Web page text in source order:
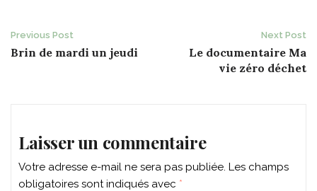
Post
navigation
Previous Post
Brin de mardi un jeudi
Next Post
Le documentaire Ma
vie zéro déchet
Laisser un commentaire
Votre adresse e-mail ne sera pas publiée. Les champs
obligatoires sont indiqués avec *